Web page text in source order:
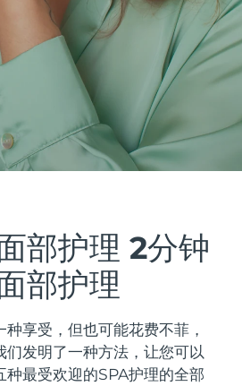
部护理2分钟
部护理
享受，但也可能花费不菲，
们发明了一种方法，让您可以
种最受欢迎的SPA护理的全部
畅销产品
4 套装
massage
2 套装
toning
预计送达日期 8/10/26
预计送达日期 8/10/26
预计送达日期
预计送达日期 8/10/26
预计送达日期
预计送达日期 8/10/26
预计送达日期8/16/26